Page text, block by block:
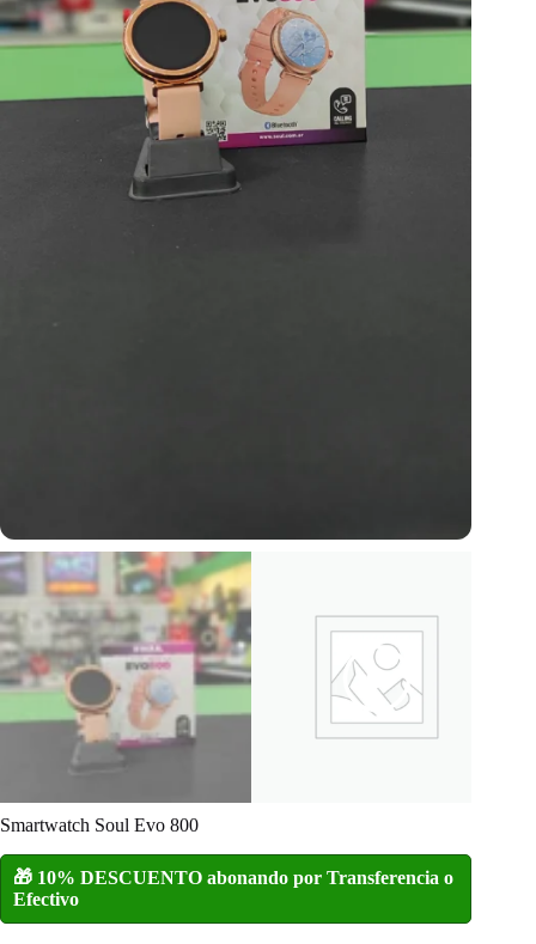
Smartwatch Soul Evo 800
🎁 10% DESCUENTO abonando por Transferencia o
Efectivo